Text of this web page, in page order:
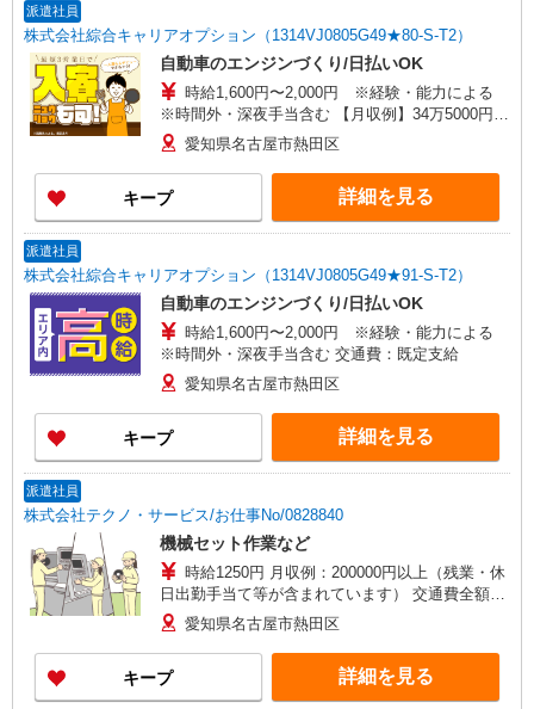
派遣社員
株式会社綜合キャリアオプション（1314VJ0805G49★80-S-T2）
自動車のエンジンづくり/日払いOK
時給1,600円〜2,000円 ※経験・能力による
※時間外・深夜手当含む 【月収例】34万5000円(8
時間×21日+残業・深夜手当) 交通費：既定支給
愛知県名古屋市熱田区
キープ 詳細を見る
派遣社員
株式会社綜合キャリアオプション（1314VJ0805G49★91-S-T2）
自動車のエンジンづくり/日払いOK
時給1,600円〜2,000円 ※経験・能力による
※時間外・深夜手当含む 交通費：既定支給
愛知県名古屋市熱田区
キープ 詳細を見る
派遣社員
株式会社テクノ・サービス/お仕事No/0828840
機械セット作業など
時給1250円 月収例：200000円以上（残業・休
日出勤手当て等が含まれています） 交通費全額支
給 愛知県名古屋市熱田区
キープ 詳細を見る